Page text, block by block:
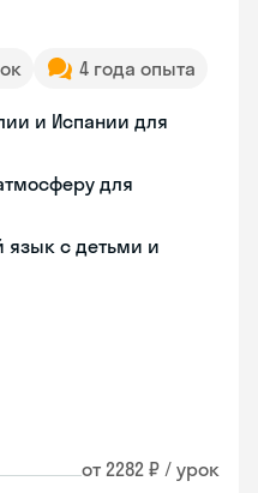
4 года опыта
и Испании для
для
язык с детьми и
от 2282 ₽ / урок